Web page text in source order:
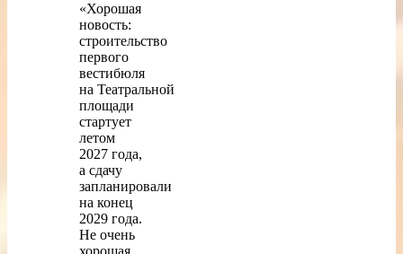
«Хорошая
новость:
строительство
первого
вестибюля
на Театральной
площади
стартует
летом
2027 года,
а сдачу
запланировали
на конец
2029 года.
Не очень
хорошая